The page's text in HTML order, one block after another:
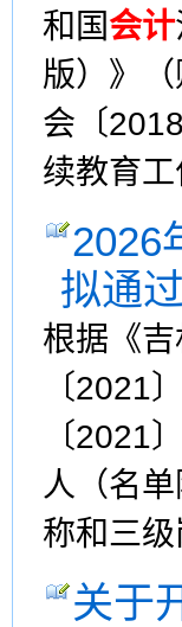
和国 会计
版）》
会〔
续教育
2026
拟通
根据《
〔2021
〔2021
人（名
称和三
关于